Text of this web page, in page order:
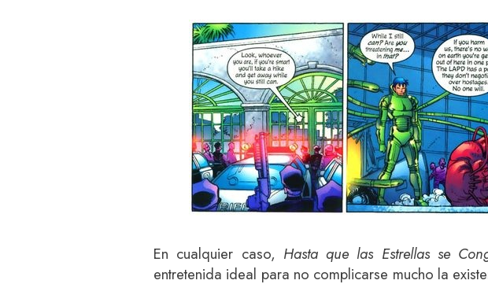
En cualquier caso, Hasta que las Estrellas se
entretenida ideal para no complicarse mucho la